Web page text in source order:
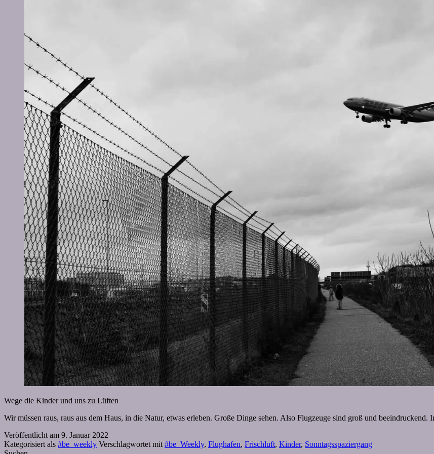
Wege die Kinder und uns zu Lüften
Wir müssen raus, raus aus dem Haus, in die Natur, etwas erleben. Große Dinge sehen. Also Flugzeuge sind groß und
Veröffentlicht am 9. Januar 2022
Kategorisiert als #be_weekly Verschlagwortet mit #be_Weekly, Flughafen, Frischluft, Kinder, Sonntagsspaziergang